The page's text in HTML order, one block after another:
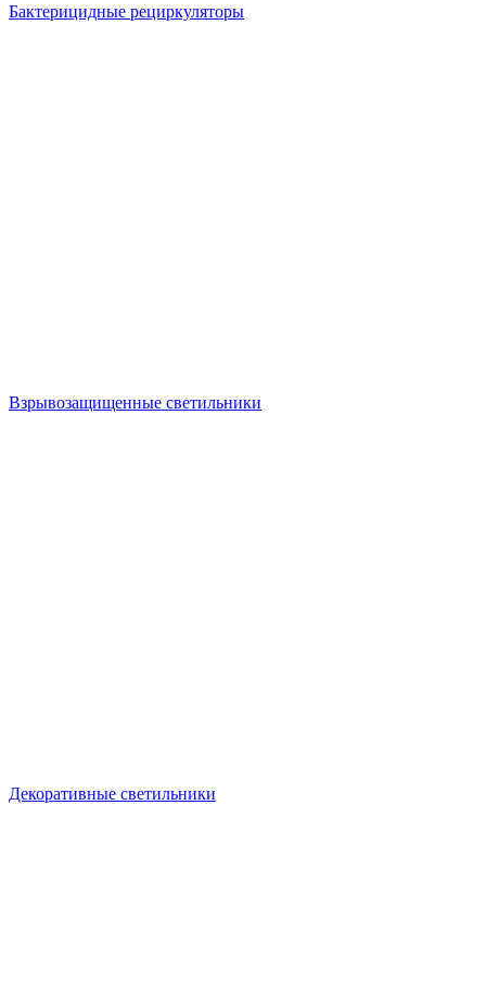
Бактерицидные рециркуляторы
Взрывозащищенные светильники
Декоративные светильники